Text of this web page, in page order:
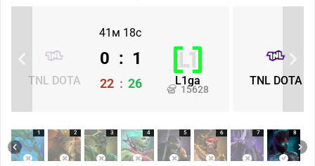
41м 18с
TNL DOTA L1ga
15628
0 : 1
22 : 26 TNL DOTA
1 2 3 4 5 6 7 8